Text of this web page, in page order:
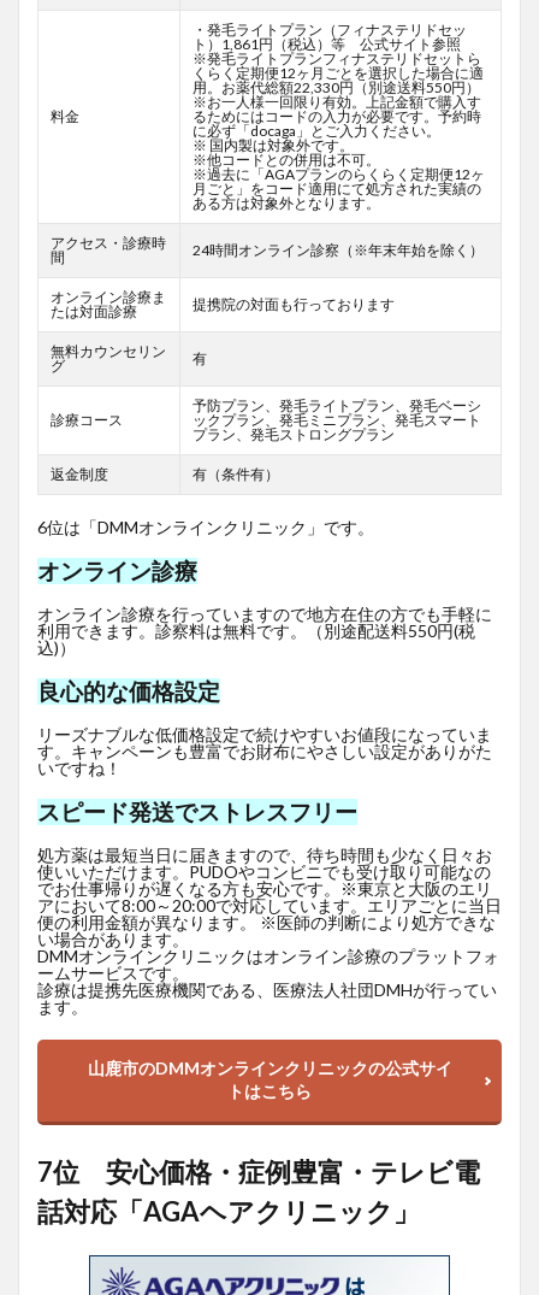
料金
・発毛ライトプラン（フィナステリドセッ
ト）1,861円（税込）等 公式サイト参照
※発毛ライトプランフィナステリドセットら
くらく定期便12ヶ月ごとを選択した場合に適
用。お薬代総額22,330円（別途送料550円）
※お一人様一回限り有効。上記金額で購入す
るためにはコードの入力が必要です。予約時
に必ず「docaga」とご入力ください。
※ 国内製は対象外です。
※他コードとの併用は不可。
※過去に「AGAプランのらくらく定期便12ヶ
月ごと」をコード適用にて処方された実績の
ある方は対象外となります。
アクセス・診療時
間
24時間オンライン診察（※年末年始を除く）
オンライン診療ま
たは対面診療
提携院の対面も行っております
無料カウンセリン
グ
有
診療コース
予防プラン、発毛ライトプラン、発毛ベーシ
ックプラン、発毛ミニプラン、発毛スマート
プラン、発毛ストロングプラン
返金制度 有（条件有）
6位は「DMMオンラインクリニック」です。
オンライン診療
オンライン診療を行っていますので地方在住の方でも手軽に
利用できます。診察料は無料です。（別途配送料550円(税
込)）
良心的な価格設定
リーズナブルな低価格設定で続けやすいお値段になっていま
す。キャンペーンも豊富でお財布にやさしい設定がありがた
いですね！
スピード発送でストレスフリー
処方薬は最短当日に届きますので、待ち時間も少なく日々お
使いいただけます。PUDOやコンビニでも受け取り可能なの
でお仕事帰りが遅くなる方も安心です。※東京と大阪のエリ
アにおいて8:00～20:00で対応しています。エリアごとに当日
便の利用金額が異なります。 ※医師の判断により処方できな
い場合があります。
DMMオンラインクリニックはオンライン診療のプラットフォ
ームサービスです。
診療は提携先医療機関である、医療法人社団DMHが行ってい
ます。
山鹿市のDMMオンラインクリニックの公式サイ
トはこちら
7位 安心価格・症例豊富・テレビ電
話対応「AGAヘアクリニック」